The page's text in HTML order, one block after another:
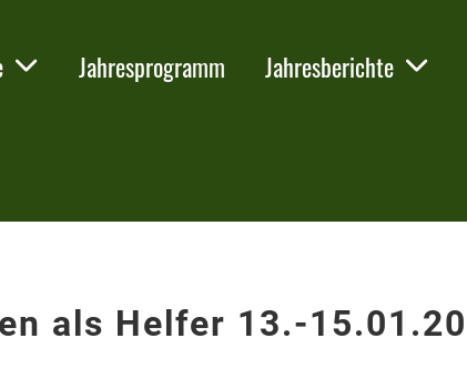
Jahresprogramm Jahresberichte
als Helfer 13.-